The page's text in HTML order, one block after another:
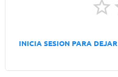
INICIA SESION PARA DEJAR